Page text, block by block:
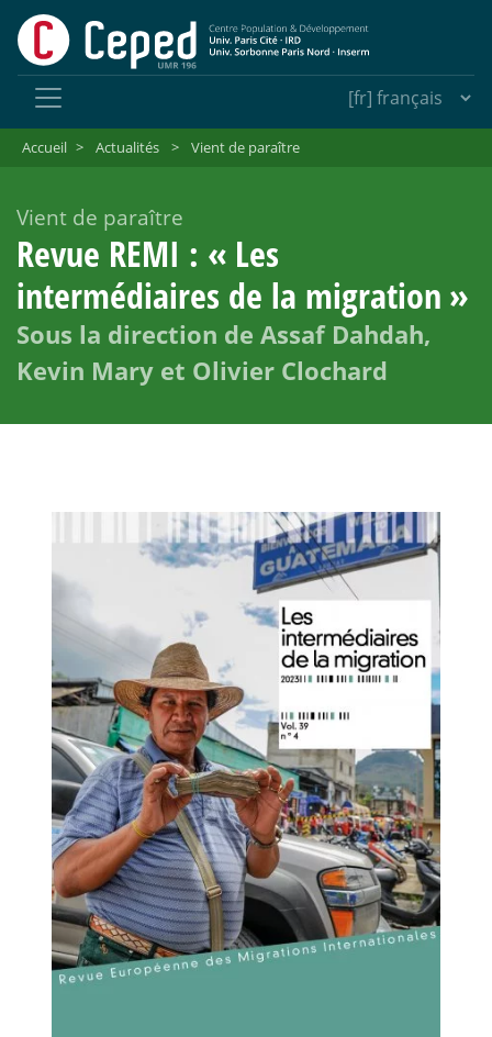
Accueil > Actualités > Vient de paraître
Vient de paraître
Revue REMI : « Les
intermédiaires de la migration »
Sous la direction de Assaf Dahdah,
Kevin Mary et Olivier Clochard